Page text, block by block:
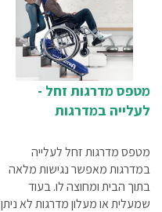
מטפס מדרגות זחל -
לעלייה במדרגות
מטפס מדרגות זחל לעלייה
במדרגות מאפשר נגישות מלאה
בתוך הבית ומחוצה לו. בעוד
שמעלית או מעלון מדרגות לא ניתן